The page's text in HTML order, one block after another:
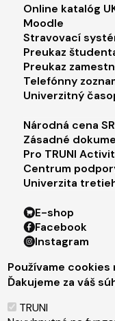
Footer menu
Online katalóg
Moodle
Stravovací
Preukaz
Preukaz
Telefónny
Univerzitný
Footer
Národná cena
Zásadné
Pro TRUNI
Centrum
Univerzita
Footer menu
E-shop
Facebook
Instagram
LinkedIn
Youtube
TikTok
Používame
Ďakujeme za váš
TRUNI